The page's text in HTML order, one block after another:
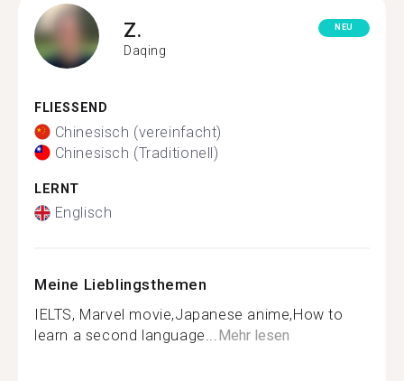
Z.
Daqing
NEU
FLIESSEND
Chinesisch (vereinfacht)
Chinesisch (Traditionell)
LERNT
Englisch
Meine Lieblingsthemen
IELTS, Marvel movie,Japanese anime,How to
learn a second language...Mehr lesen